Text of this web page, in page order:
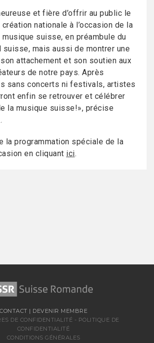
et fière d’offrir au public le
nationale à l’occasion de la
suisse, en préambule du
mais aussi de montrer une
attachement et son soutien aux
de notre pays. Après
sans concerts ni festivals, artistes
enfin se retrouver et célébrer
la musique suisse!», précise
la programmation spéciale de la
en cliquant ici.
CONTACT | DEVENIR MEMBRE
DE CONFIDENTIALITÉ - POLITIQUE DE
CONFIDENTIALITÉ
CONDITIONS GÉNÉRALES